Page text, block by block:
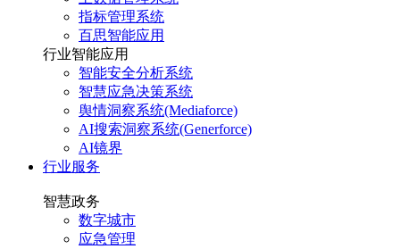
指标管理系统
百思智能应用
行业智能应用
智能安全分析系统
智慧应急决策系统
舆情洞察系统(Mediaforce)
AI搜索洞察系统(Generforce)
AI镜界
行业服务
智慧政务
数字城市
应急管理